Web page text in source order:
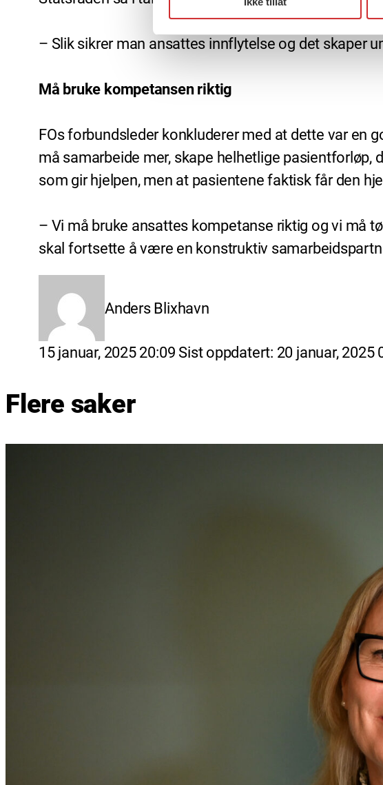
– Slik sikrer man ansattes innflytelse og det skaper
Må bruke kompetansen riktig
FOs forbundsleder konkluderer med at dette var en
må samarbeide mer, skape helhetlige
som gir hjelpen, men at pasientene faktisk får den
– Vi må bruke ansattes kompetanse riktig og vi må
skal fortsette å være en konstruktiv
Anders Blixhavn
Lagt
på
15 januar, 2025 20:09 Sist oppdatert: 20 januar, 2025
Flere saker